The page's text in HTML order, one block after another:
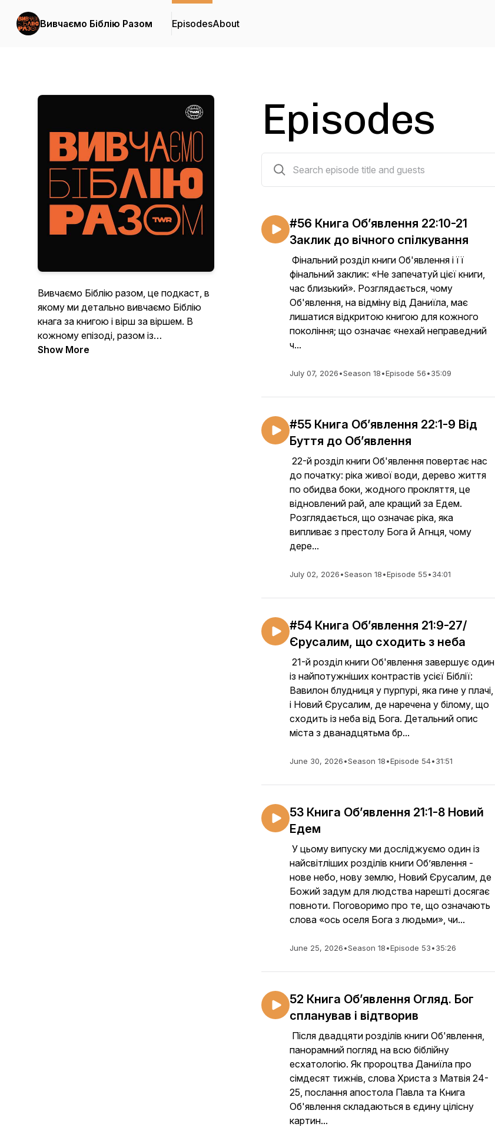
Вивчаємо Біблію Разом EpisodesAbout
Вивчаємо Біблію разом, це подкаст, в
якому ми детально вивчаємо Біблію
кнага за книгою і вірш за віршем. В
кожному епізоді, разом із
запрошеними екпертами ми
Show More
Episodes
#56 Книга Об’явлення 22:10-21
Заклик до вічного спілкування
Фінальний розділ книги Об'явлення і її
фінальний заклик: «Не запечатуй цієї книги,
час близький». Розглядається, чому
Об'явлення, на відміну від Даниїла, має
лишатися відкритою книгою для кожного
покоління; що означає «нехай неправедний
ч...
July 07, 2026•Season 18•Episode 56•35:09
#55 Книга Об’явлення 22:1-9 Від
Буття до Об’явлення
22-й розділ книги Об'явлення повертає нас
до початку: ріка живої води, дерево життя
по обидва боки, жодного прокляття, це
відновлений рай, але кращий за Едем.
Розглядається, що означає ріка, яка
випливає з престолу Бога й Агнця, чому
дере...
July 02, 2026•Season 18•Episode 55•34:01
#54 Книга Об’явлення 21:9-27/
Єрусалим, що сходить з неба
21-й розділ книги Об'явлення завершує один
із найпотужніших контрастів усієї Біблії:
Вавилон блудниця у пурпурі, яка гине у плачі,
і Новий Єрусалим, де наречена у білому, що
сходить із неба від Бога. Детальний опис
міста з дванадцятьма бр...
June 30, 2026•Season 18•Episode 54•31:51
53 Книга Об’явлення 21:1-8 Новий
Едем
У цьому випуску ми досліджуємо один із
найсвітліших розділів книги Об’явлення -
нове небо, нову землю, Новий Єрусалим, де
Божий задум для людства нарешті досягає
повноти. Поговоримо про те, що означають
слова «ось оселя Бога з людьми», чи...
June 25, 2026•Season 18•Episode 53•35:26
52 Книга Об’явлення Огляд. Бог
спланував і відтворив
Після двадцяти розділів книги Об'явлення,
панорамний погляд на всю біблійну
есхатологію. Як пророцтва Даниїла про
сімдесят тижнів, слова Христа з Матвія 24-
25, послання апостола Павла та Книга
Об'явлення складаються в єдину цілісну
картин...